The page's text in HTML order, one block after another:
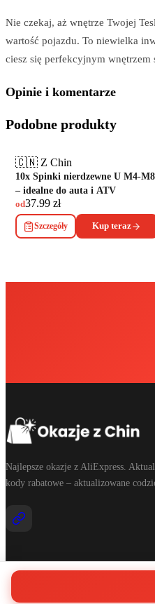
Nie czekaj, aż wnętrze Twojej
wartość pojazdu. To niewielka
ciesz się perfekcyjnym
Opinie i komentarze
Podobne produkty
🇨🇳 Z Chin
10x Spinki nierdzewne U M4-M8
– idealne do auta i ATV
od37.99 zł
Szczegóły Kup teraz
Najlepsze okazje z AliExpress.
kody rabatowe – aktualizowane